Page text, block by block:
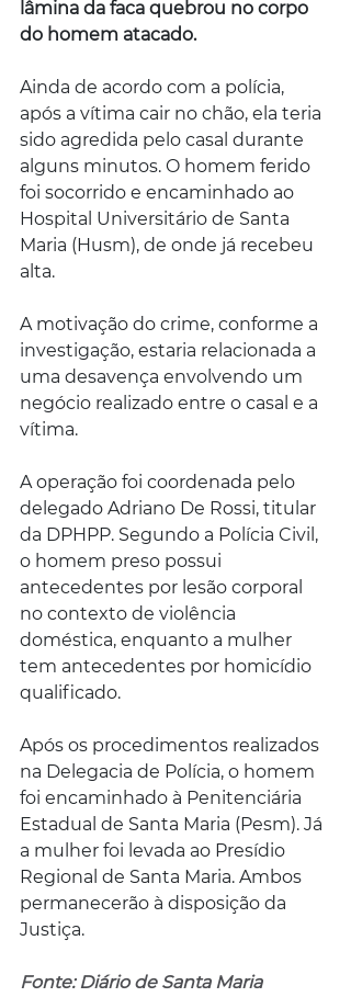
lâmina da faca quebrou no corpo
do homem atacado.
Ainda de acordo com a polícia,
após a vítima cair no chão, ela teria
sido agredida pelo casal durante
alguns minutos. O homem ferido
foi socorrido e encaminhado ao
Hospital Universitário de Santa
Maria (Husm), de onde já recebeu
alta.
A motivação do crime, conforme a
investigação, estaria relacionada a
uma desavença envolvendo um
negócio realizado entre o casal e a
vítima.
A operação foi coordenada pelo
delegado Adriano De Rossi, titular
da DPHPP. Segundo a Polícia Civil,
o homem preso possui
antecedentes por lesão corporal
no contexto de violência
doméstica, enquanto a mulher
tem antecedentes por homicídio
qualificado.
Após os procedimentos realizados
na Delegacia de Polícia, o homem
foi encaminhado à Penitenciária
Estadual de Santa Maria (Pesm). Já
a mulher foi levada ao Presídio
Regional de Santa Maria. Ambos
permanecerão à disposição da
Justiça.
Fonte: Diário de Santa Maria